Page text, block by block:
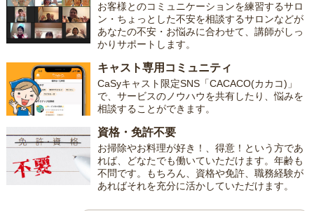
お客様とのコミュニケーションを練習するサロ
ン・ちょっとした不安を相談するサロンなどが
あなたの不安・お悩みに合わせて、講師がしっ
かりサポートします。
キャスト専用コミュニティ
CaSyキャスト限定SNS「CACACO(カカコ)」
で、サービスのノウハウを共有したり、悩みを
相談することができます。
資格・免許不要
お掃除やお料理が好き！、得意！という方であ
れば、どなたでも働いていただけます。年齢も
不問です。もちろん、資格や免許、職務経験が
あればそれを充分に活かしていただけます。